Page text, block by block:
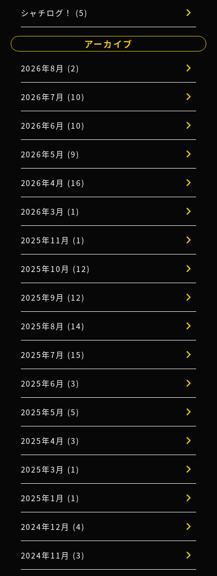
シャチログ！ (5)
アーカイブ
2026年8月 (2)
2026年7月 (10)
2026年6月 (10)
2026年5月 (9)
2026年4月 (16)
2026年3月 (1)
2025年11月 (1)
2025年10月 (12)
2025年9月 (12)
2025年8月 (14)
2025年7月 (15)
2025年6月 (3)
2025年5月 (5)
2025年4月 (3)
2025年3月 (1)
2025年1月 (1)
2024年12月 (4)
2024年11月 (3)